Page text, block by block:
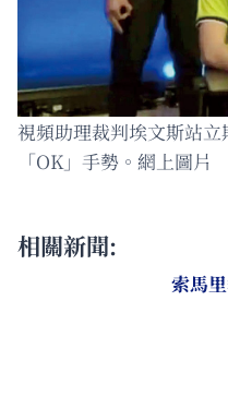
視頻助理裁判埃文斯站
「OK」手勢。網上圖片
相關新聞:
索馬